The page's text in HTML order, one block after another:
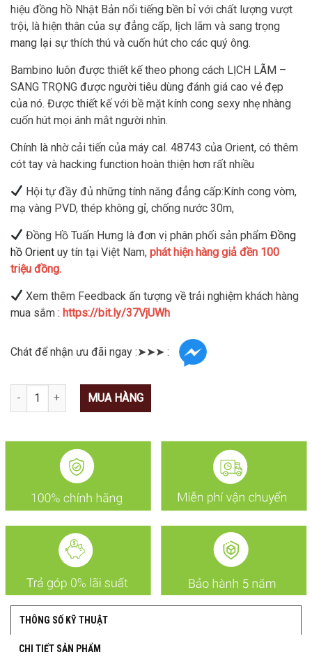
hiệu đồng hồ Nhật Bản nổi tiếng bền bỉ với chất lượng vượt
trội, là hiện thân của sự đẳng cấp, lịch lãm và sang trọng
mang lại sự thích thú và cuốn hút cho các quý ông.
Bambino luôn được thiết kế theo phong cách LỊCH LÃM –
SANG TRỌNG được người tiêu dùng đánh giá cao vẻ đẹp
của nó. Được thiết kế với bề mặt kính cong sexy nhẹ nhàng
cuốn hút mọi ánh mắt người nhìn.
Chính là nhờ cải tiến của máy cal. 48743 của Orient, có thêm
cót tay và hacking function hoàn thiện hơn rất nhiều
Hội tự đầy đủ những tính năng đẳng cấp:Kính cong vòm,
mạ vàng PVD, thép không gỉ, chống nước 30m,
Đồng Hồ Tuấn Hưng là đơn vị phân phối sản phẩmĐồng
hồ Orient uy tín tại Việt Nam, phát hiện hàng giả đền 100
triệu đồng.
Xem thêm Feedback ấn tượng về trải nghiệm khách hàng
mua sắm : https://bit.ly/37VjUWh
Chát để nhận ưu đãi ngay :➤➤➤ :
Số lượng MUA HÀNG
THÔNG SỐ KỸ THUẬT
CHI TIẾT SẢN PHẨM